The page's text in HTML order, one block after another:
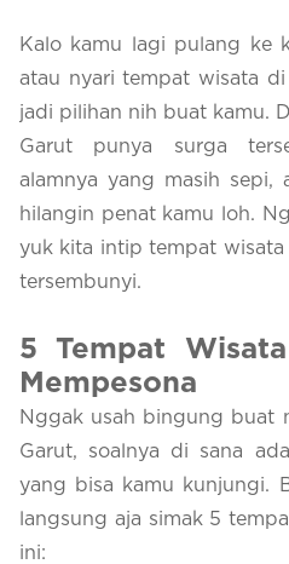
Kalo kamu lagi pulang ke
atau nyari tempat wisata
jadi pilihan nih buat kamu.
Garut punya surga
alamnya yang masih sepi,
hilangin penat kamu loh.
yuk kita intip tempat
tersembunyi.
5 Tempat
Mempesona
Nggak usah bingung buat
Garut, soalnya di sana
yang bisa kamu kunjungi.
langsung aja simak 5
ini: